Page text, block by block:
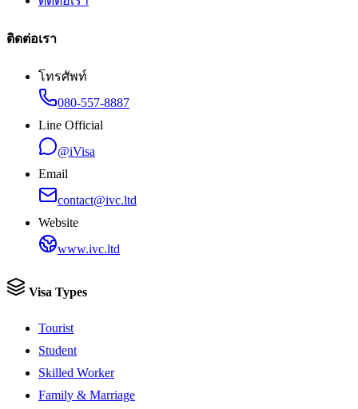
ติดต่อเรา
โทรศัพท์
080-557-8887
Line Official
@iVisa
Email
contact@ivc.ltd
Website
www.ivc.ltd
Visa Types
Tourist
Student
Skilled Worker
Family & Marriage